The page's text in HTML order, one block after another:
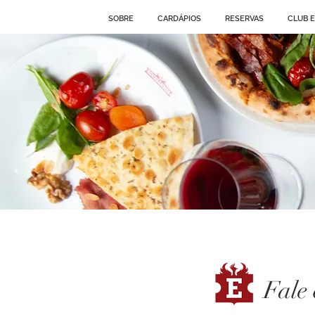
SOBRE CARDÁPIOS RESERVAS CLUB
Fale